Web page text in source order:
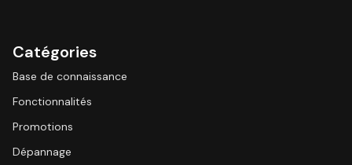
Catégories
Base de connaissance
Fonctionnalités
Promotions
Dépannage